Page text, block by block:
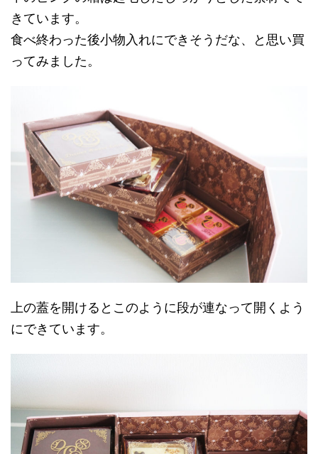
きています。
食べ終わった後小物入れにできそうだな、と思い買
ってみました。
上の蓋を開けるとこのように段が連なって開くよう
にできています。